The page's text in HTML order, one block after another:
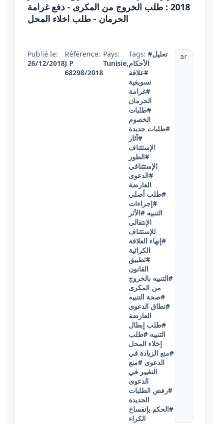
2018 : طلب الخروج من المكرى - دفع غرامة
الحرمان - طلب اخلاء المحل
Publié le:
26/12/2018
Référence:
J P
68298/2018
Pays:
Tunisie,
Tags: #تعليل
الأحكام
#علاقة
تسويغية
#غرامة
الحرمان
#طلبات
الخصوم
#طلبات جديدة
#آثار
الإستئناف
#الطور
الإستئنافي
#الدعوى
العارضة
#طلب أصلي
#إجراءات
التنبيه #الأثر
الإنتقالي
للإستئناف
#إنهاء العلاقة
الكرائية
#تطبيق
القانون
#التنبيه بالخروج
من المكرى
#صحة التنبيه
#نطاق الدعوى
العارضة
#طلب إبطال
التنبيه #طلب
إخلاء المحل
#منع الزيادة في
الدعوى #منع
التغيير في
الدعوى
#رفض الطلبات
الجديدة
#الحكم بإنفساخ
الكراء
ar